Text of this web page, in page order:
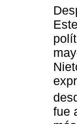
fue